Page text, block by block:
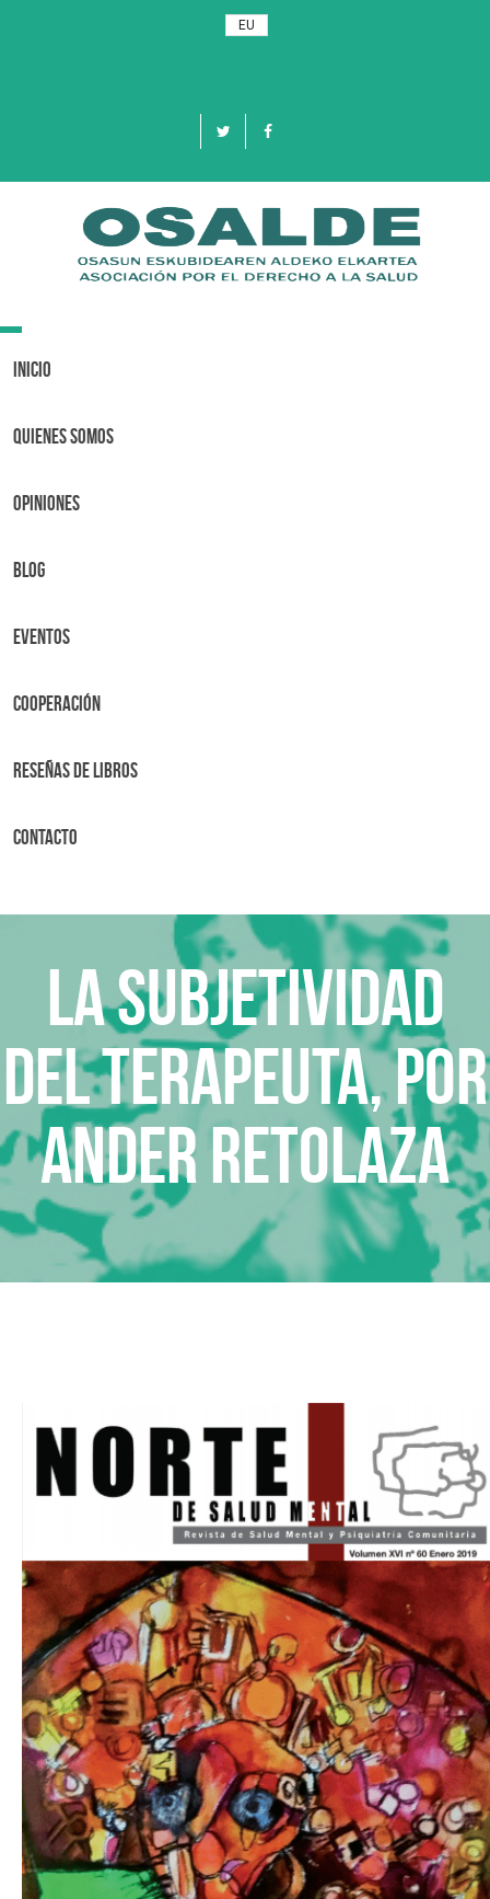
EU
Toggle
Inicio
Quienes Somos
OPINIONES
BLOG
Eventos
Cooperación
Reseñas de libros
Contacto
La subjetividad
del terapeuta, por
Ander Retolaza